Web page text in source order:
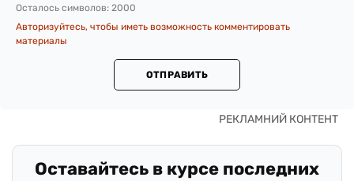
Осталось символов: 2000
Авторизуйтесь, чтобы иметь возможность комментировать
материалы
ОТПРАВИТЬ
Оставайтесь в курсе последних